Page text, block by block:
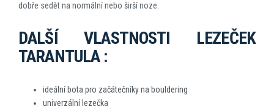
dobře sedět na normální nebo širší noze.
DALŠÍ VLASTNOSTI LEZEČEK
TARANTULA :
ideální bota pro začátečníky na bouldering
univerzální lezečka